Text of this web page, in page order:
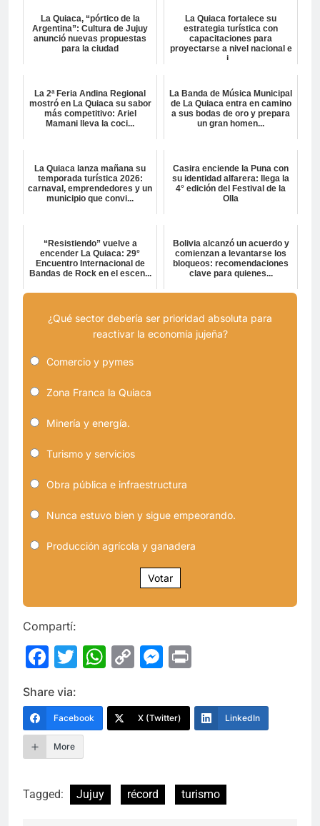
La Quiaca, “pórtico de la
Argentina”: Cultura de Jujuy
anunció nuevas propuestas
para la ciudad
La Quiaca fortalece su
estrategia turística con
capacitaciones para
proyectarse a nivel nacional e
i...
La 2ª Feria Andina Regional
mostró en La Quiaca su sabor
más competitivo: Ariel
Mamani lleva la coci...
La Banda de Música Municipal
de La Quiaca entra en camino
a sus bodas de oro y prepara
un gran homen...
La Quiaca lanza mañana su
temporada turística 2026:
carnaval, emprendedores y un
municipio que convi...
Casira enciende la Puna con
su identidad alfarera: llega la
4° edición del Festival de la
Olla
“Resistiendo” vuelve a
encender La Quiaca: 29°
Encuentro Internacional de
Bandas de Rock en el escen...
Bolivia alcanzó un acuerdo y
comienzan a levantarse los
bloqueos: recomendaciones
clave para quienes...
¿Qué sector debería ser prioridad absoluta para
reactivar la economía jujeña?
Comercio y pymes
Zona Franca la Quiaca
Minería y energía.
Turismo y servicios
Obra pública e infraestructura
Nunca estuvo bien y sigue empeorando.
Producción agrícola y ganadera
Votar
Compartí:
Facebook
Twitter
WhatsApp
CopyMessenger
Share via:
Facebook X (Twitter) LinkedIn
More
Tagged: Jujuy récord turismo